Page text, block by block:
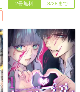
2冊無料 8/28まで